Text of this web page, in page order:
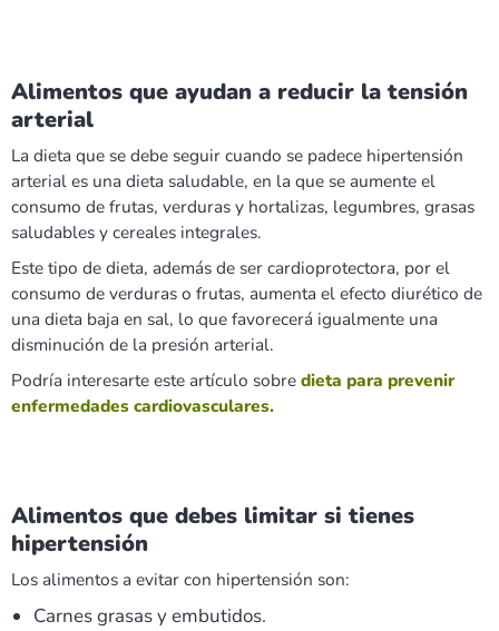
Alimentos que ayudan a reducir la tensión
arterial
La dieta que se debe seguir cuando se padece hipertensión
arterial es una dieta saludable, en la que se aumente el
consumo de frutas, verduras y hortalizas, legumbres, grasas
saludables y cereales integrales.
Este tipo de dieta, además de ser cardioprotectora, por el
consumo de verduras o frutas, aumenta el efecto diurético de
una dieta baja en sal, lo que favorecerá igualmente una
disminución de la presión arterial.
Podría interesarte este artículo sobredieta para prevenir
enfermedades cardiovasculares.
Alimentos que debes limitar si tienes
hipertensión
Los alimentos a evitar con hipertensión son:
Carnes grasas y embutidos.